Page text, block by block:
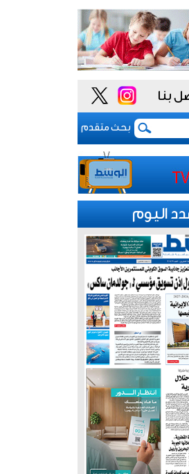
بنا
بحث متقدم
السعودية أدوات أكثر مرونة
اليوم